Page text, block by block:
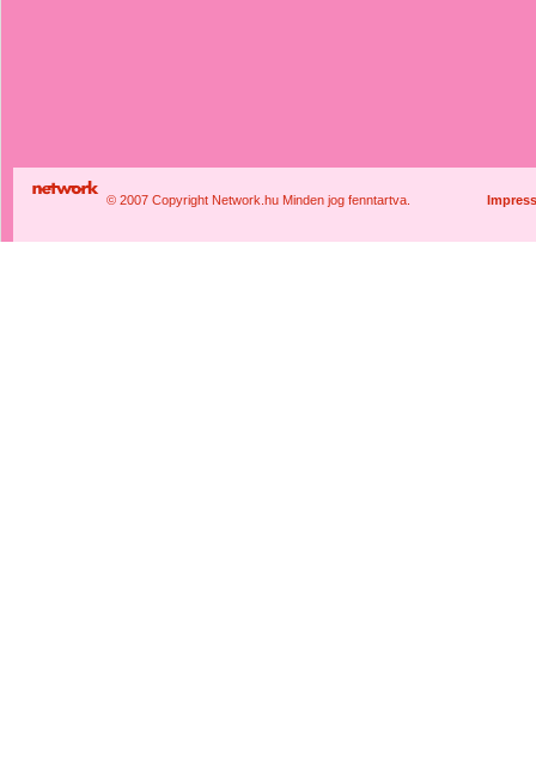
© 2007 Copyright Network.hu Minden jog fenntartva.